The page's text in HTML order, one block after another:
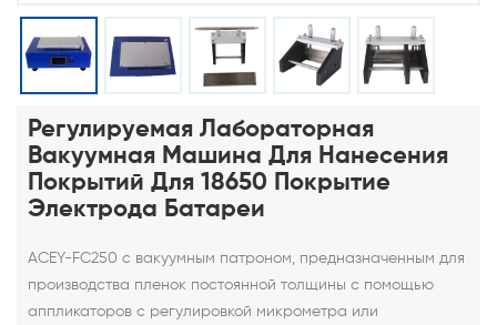
Регулируемая Лабораторная
Вакуумная Машина Для Нанесения
Покрытий Для 18650 Покрытие
Электрода Батареи
ACEY-FC250 с вакуумным патроном, предназначенным для
производства пленок постоянной толщины с помощью
аппликаторов с регулировкой микрометра или